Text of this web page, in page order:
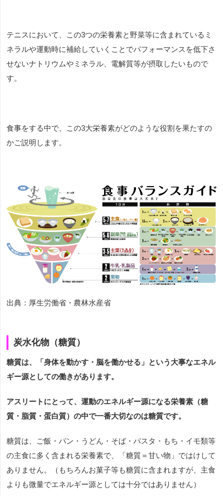
テニスにおいて、この3つの栄養素と野菜等に含まれているミ
ネラルや運動時に補給していくことでパフォーマンスを低下さ
せないナトリウムやミネラル、電解質等が摂取したいもので
す。
食事をする中で、この3大栄養素がどのような役割を果たすの
かご説明します。
出典：厚生労働省・農林水産省
炭水化物（糖質）
糖質は、「身体を動かす・脳を働かせる」という大事なエネル
ギー源としての働きがあります。
アスリートにとって、運動のエネルギー源になる栄養素（糖
質・脂質・蛋白質）の中で一番大切なのは糖質です。
糖質は、ご飯・パン・うどん・そば・パスタ・もち・イモ類等
の主食に多く含まれる栄養素で、「糖質＝甘い物」ではけして
ありません。（もちろんお菓子等も糖質に含まれますが、主食
よりも微量でエネルギー源としては十分ではありません）